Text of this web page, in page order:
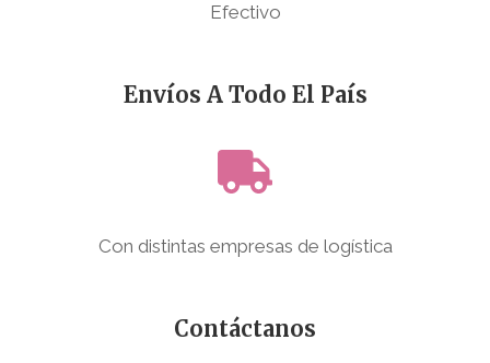
Efectivo
Envíos A Todo El País
Con distintas empresas de logística
Contáctanos